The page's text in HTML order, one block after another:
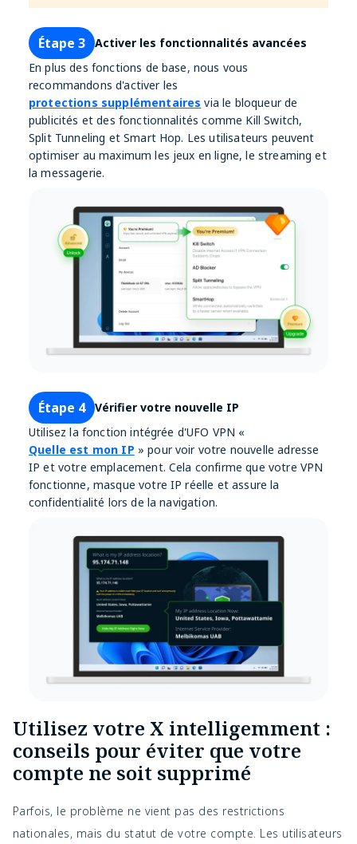
Étape 3
Activer les fonctionnalités avancées
En plus des fonctions de base, nous vous
recommandons d'activer les
protections supplémentaires via le bloqueur de
publicités et des fonctionnalités comme Kill Switch,
Split Tunneling et Smart Hop. Les utilisateurs peuvent
optimiser au maximum les jeux en ligne, le streaming et
la messagerie.
Étape 4
Vérifier votre nouvelle IP
Utilisez la fonction intégrée d'UFO VPN «
Quelle est mon IP » pour voir votre nouvelle adresse
IP et votre emplacement. Cela confirme que votre VPN
fonctionne, masque votre IP réelle et assure la
confidentialité lors de la navigation.
Utilisez votre X intelligemment :
conseils pour éviter que votre
compte ne soit supprimé
Parfois, le problème ne vient pas des restrictions
nationales, mais du statut de votre compte. Les utilisateurs